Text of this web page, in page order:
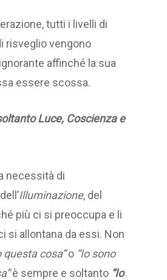
tutti i livelli di
risveglio vengono
affinché la sua
essere scossa.
Luce, Coscienza e
necessità di
Illuminazione, del
più ci si preoccupa e li
si allontana da essi. Non
questa cosa”o “Io sono
è sempre e soltanto “Io